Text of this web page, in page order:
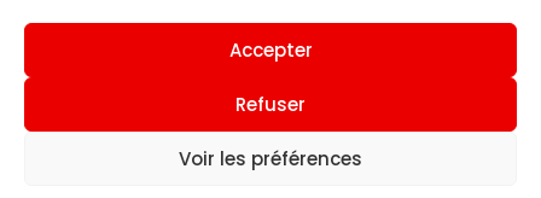
Accepter
Refuser
Voir les préférences
BOUTIQUE INFOS ET CONTACT